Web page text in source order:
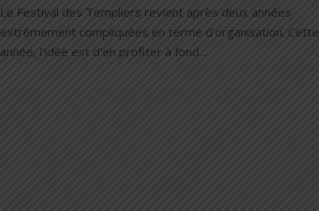
Le Festival des Templiers revient après deux années
extrêmement compliquées en terme d'organisation. Cette
année, l'idée est d'en profiter à fond...